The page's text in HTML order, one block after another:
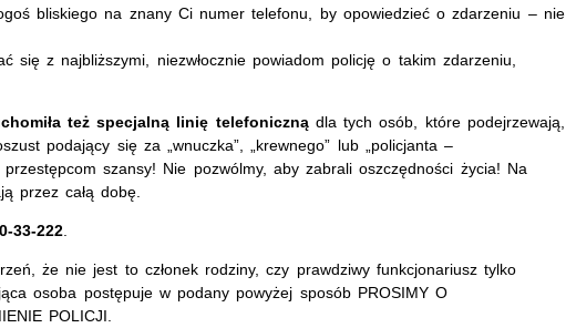
bliskiego na znany Ci numer telefonu, by opowiedzieć o zdarzeniu – nie
z najbliższymi, niezwłocznie powiadom policję o takim zdarzeniu,
też specjalną linię telefonicznądla tych osób, które podejrzewają,
podający się za „wnuczka”, „krewnego” lub „policjanta –
szansy! Nie pozwólmy, aby zabrali oszczędności życia! Na
przez całą dobę.
33-222
że nie jest to członek rodziny, czy prawdziwy funkcjonariusz tylko
osoba postępuje w podany powyżej sposób PROSIMY O
POLICJI.